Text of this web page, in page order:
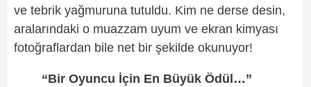
ve tebrik yağmuruna tutuldu. Kim ne derse desin,
aralarındaki o muazzam uyum ve ekran kimyası
fotoğraflardan bile net bir şekilde okunuyor!
“Bir Oyuncu İçin En Büyük Ödül…”